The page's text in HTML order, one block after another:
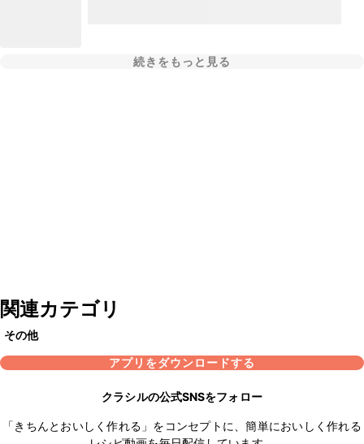
続きをもっと見る
関連カテゴリ
その他
アプリをダウンロードする
クラシルの公式SNSをフォロー
「きちんとおいしく作れる」をコンセプトに、簡単においしく作れる